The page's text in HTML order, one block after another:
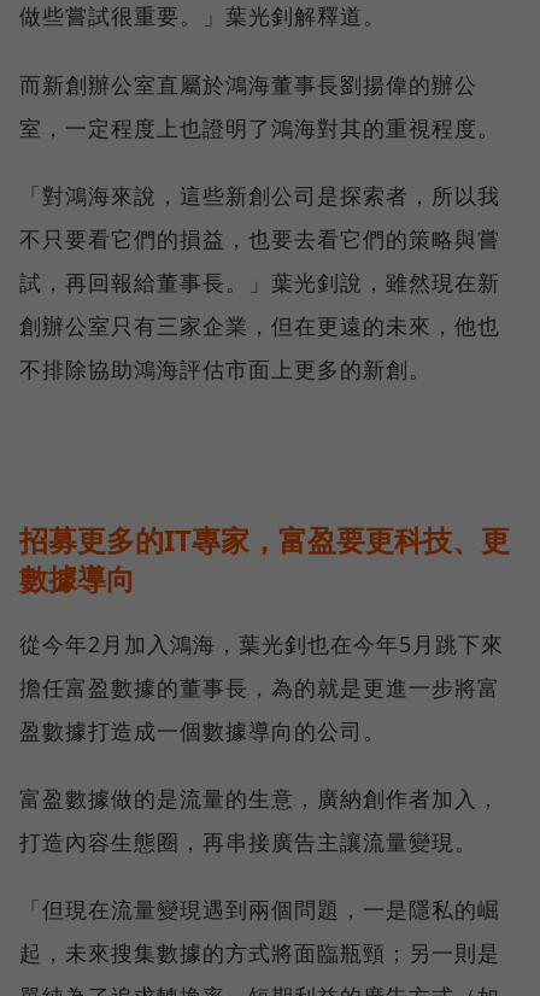
做些嘗試很重要。」葉光釗解釋道。
而新創辦公室直屬於鴻海董事長劉揚偉的辦公
室，一定程度上也證明了鴻海對其的重視程度。
「對鴻海來說，這些新創公司是探索者，所以我
不只要看它們的損益，也要去看它們的策略與嘗
試，再回報給董事長。」葉光釗說，雖然現在新
創辦公室只有三家企業，但在更遠的未來，他也
不排除協助鴻海評估市面上更多的新創。
招募更多的IT專家，富盈要更科技、更
數據導向
從今年2月加入鴻海，葉光釗也在今年5月跳下來
擔任富盈數據的董事長，為的就是更進一步將富
盈數據打造成一個數據導向的公司。
富盈數據做的是流量的生意，廣納創作者加入，
打造內容生態圈，再串接廣告主讓流量變現。
「但現在流量變現遇到兩個問題，一是隱私的崛
起，未來搜集數據的方式將面臨瓶頸；另一則是